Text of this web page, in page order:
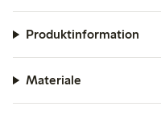
Produktinformation
Materiale